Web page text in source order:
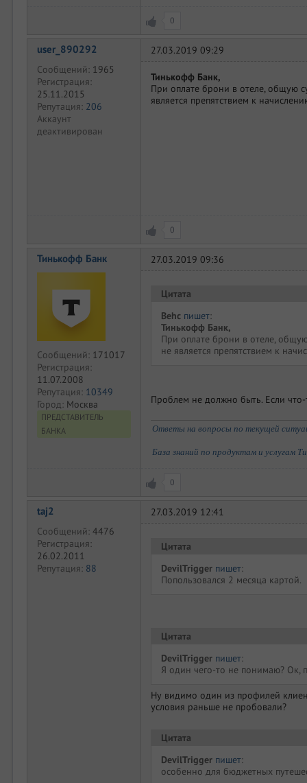
0
user_890292
Сообщений: 1965
Регистрация:
25.11.2015
Репутация: 206
Аккаунт
деактивирован
27.03.2019 09:29
Тинькофф Банк,
При оплате брони в отеле, общую
является препятствием к
0
Тинькофф Банк
Сообщений: 171017
Регистрация:
11.07.2008
Репутация: 10349
Город: Москва
ПРЕДСТАВИТЕЛЬ
БАНКА
27.03.2019 09:36
Цитата
Behc пишет:
Тинькофф Банк,
При оплате брони в отеле,
не является препятствием к
Проблем не должно быть. Если
Ответы на вопросы по текущей
База знаний по продуктам и услугам
0
taj2
Сообщений: 4476
Регистрация:
26.02.2011
Репутация: 88
27.03.2019 12:41
Цитата
DevilTrigger пишет:
Попользовался 2 месяца картой.
Цитата
DevilTrigger пишет:
Я один чего-то не понимаю? Ок,
Ну видимо один из профилей
условия раньше не пробовали?
Цитата
DevilTrigger пишет:
особенно для бюджетных